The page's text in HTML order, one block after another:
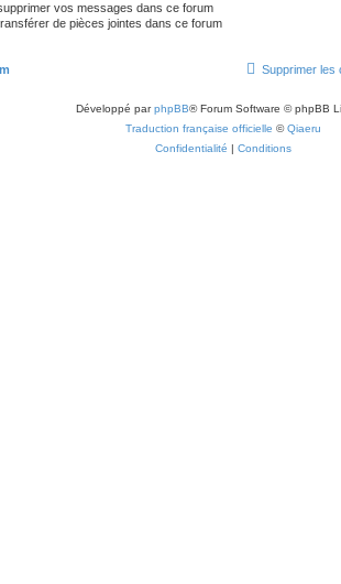
vos messages dans ce forum
de pièces jointes dans ce forum
Supprimer les
Développé parphpBB® Forum Software © phpBB
Traduction française officielle ©Qiaeru
Confidentialité | Conditions